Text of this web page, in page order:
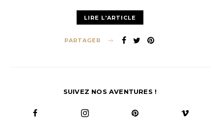
LIRE L'ARTICLE
PARTAGER
SUIVEZ NOS AVENTURES !